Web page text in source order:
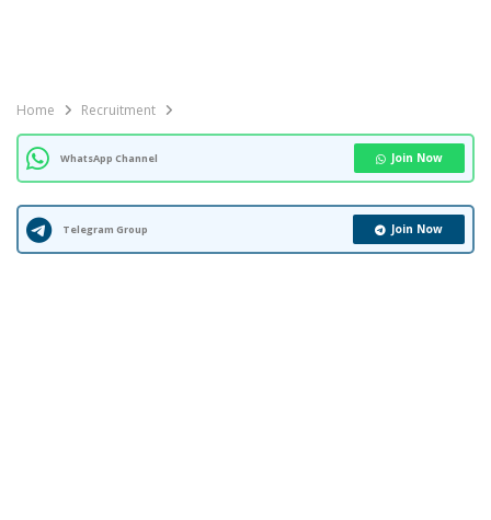
Home Recruitment
WhatsApp Channel Join Now
Telegram Group Join Now